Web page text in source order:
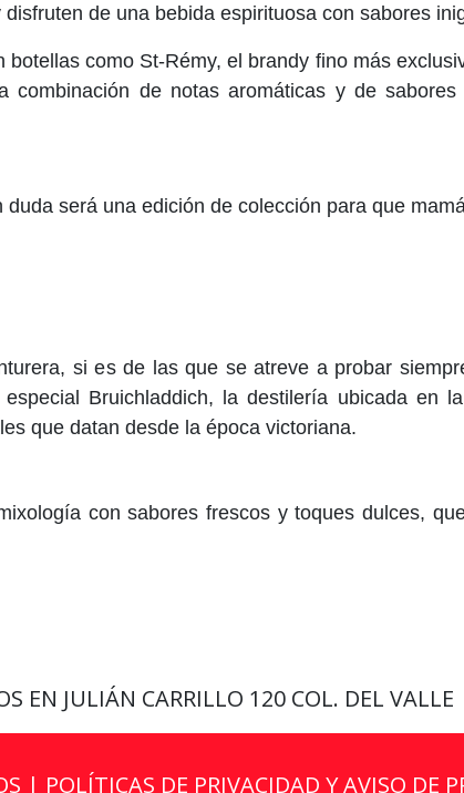
de una bebida espirituosa con sabores
como St-Rémy, el brandy fino más
combinación de notas aromáticas y de
será una edición de colección para que
si es de las que se atreve a probar
Bruichladdich, la destilería ubicada en
que datan desde la época victoriana.
con sabores frescos y toques dulces,
EN JULIÁN CARRILLO 120 COL. DEL VALLE
| POLÍTICAS DE PRIVACIDAD Y AVISO DE